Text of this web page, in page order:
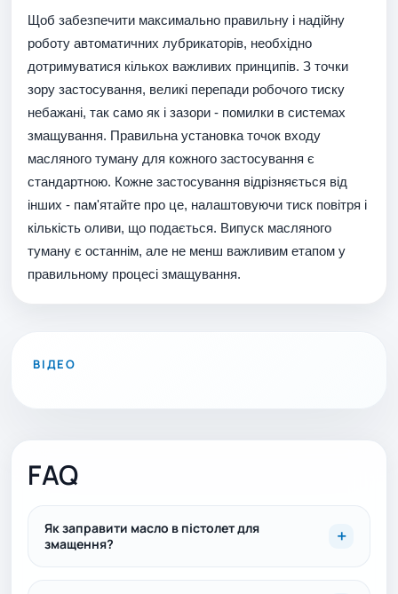
Щоб забезпечити максимально правильну і надійну
роботу автоматичних лубрикаторів, необхідно
дотримуватися кількох важливих принципів. З точки
зору застосування, великі перепади робочого тиску
небажані, так само як і зазори - помилки в системах
змащування. Правильна установка точок входу
масляного туману для кожного застосування є
стандартною. Кожне застосування відрізняється від
інших - пам'ятайте про це, налаштовуючи тиск повітря і
кількість оливи, що подається. Випуск масляного
туману є останнім, але не менш важливим етапом у
правильному процесі змащування.
ВІДЕОВІДТВОРИТИ ВІДЕО
FAQ
Як заправити масло в пістолет для
змащення?